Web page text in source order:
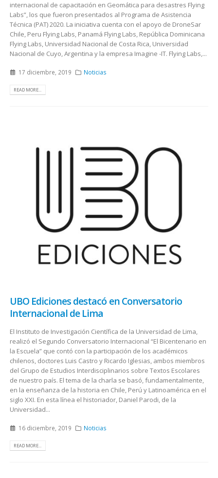
internacional de capacitación en Geomática para desastres Flying
Labs”, los que fueron presentados al Programa de Asistencia
Técnica (PAT) 2020. La iniciativa cuenta con el apoyo de DroneSar
Chile, Peru Flying Labs, Panamá Flying Labs, República Dominicana
Flying Labs, Universidad Nacional de Costa Rica, Universidad
Nacional de Cuyo, Argentina y la empresa Imagine -IT. Flying Labs,...
17 diciembre, 2019 Noticias
READ MORE...
UBO Ediciones destacó en Conversatorio
Internacional de Lima
El Instituto de Investigación Científica de la Universidad de Lima,
realizó el Segundo Conversatorio Internacional “El Bicentenario en
la Escuela” que contó con la participación de los académicos
chilenos, doctores Luis Castro y Ricardo Iglesias, ambos miembros
del Grupo de Estudios Interdisciplinarios sobre Textos Escolares
de nuestro país. El tema de la charla se basó, fundamentalmente,
en la enseñanza de la historia en Chile, Perú y Latinoamérica en el
siglo XXI. En esta línea el historiador, Daniel Parodi, de la
Universidad...
16 diciembre, 2019 Noticias
READ MORE...